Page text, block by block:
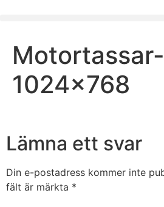
Motortassar-
1024×768
Lämna ett svar
Din e-postadress kommer inte
fält är märkta *